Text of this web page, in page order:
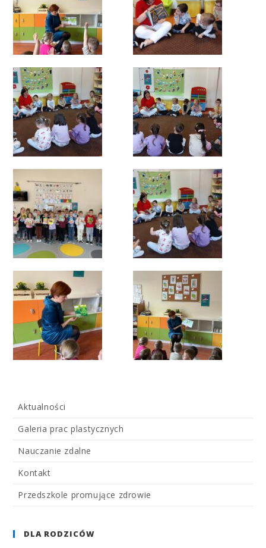
Aktualności
Galeria prac plastycznych
Nauczanie zdalne
Kontakt
Przedszkole promujące zdrowie
DLA RODZICÓW